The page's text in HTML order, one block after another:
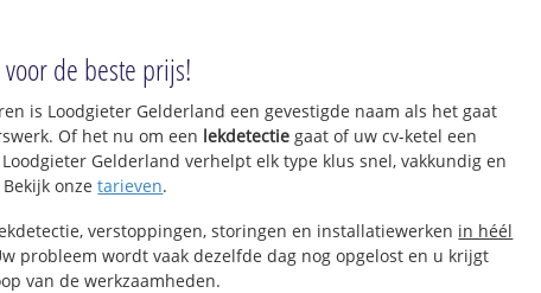
de beste prijs!
is Loodgieter Gelderland een gevestigde naam als het gaat
Of het nu om een lekdetectie gaat of uw cv-ketel een
Gelderland verhelpt elk type klus snel, vakkundig en
onzetarieven.
verstoppingen, storingen en installatiewerken in héél
probleem wordt vaak dezelfde dag nog opgelost en u krijgt
van de werkzaamheden.